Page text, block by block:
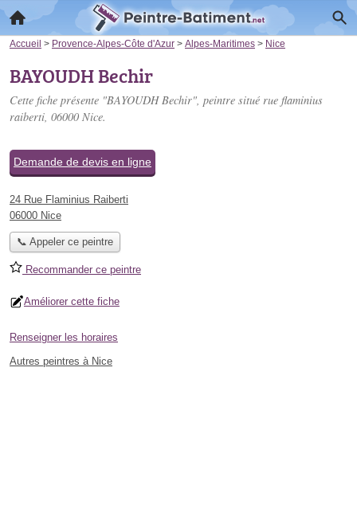
Accueil > Provence-Alpes-Côte d'Azur > Alpes-Maritimes > Nice
BAYOUDH Bechir
Cette fiche présente "BAYOUDH Bechir", peintre situé rue flaminius
raiberti, 06000 Nice.
Demande de devis en ligne
24 Rue Flaminius Raiberti
06000 Nice
📞 Appeler ce peintre
Recommander ce peintre
Améliorer cette fiche
Renseigner les horaires
Autres peintres à Nice